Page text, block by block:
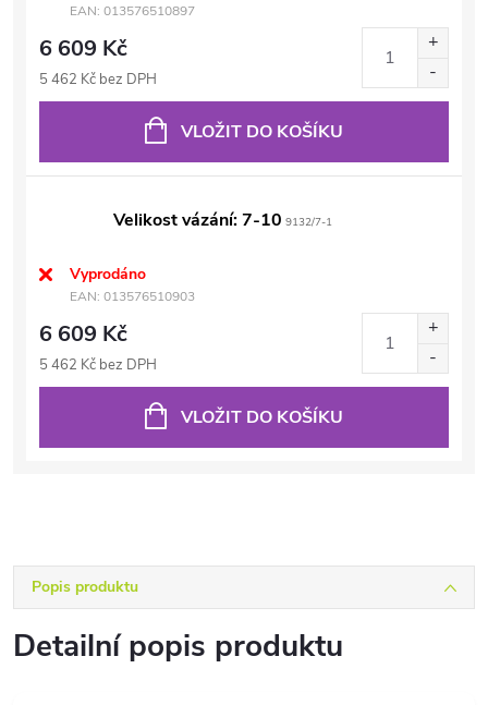
EAN: 013576510897
6 609 Kč
5 462 Kč bez DPH
VLOŽIT DO KOŠÍKU
Velikost vázání: 7-10 9132/7-1
Vyprodáno
EAN: 013576510903
6 609 Kč
5 462 Kč bez DPH
VLOŽIT DO KOŠÍKU
Popis produktu
Detailní popis produktu